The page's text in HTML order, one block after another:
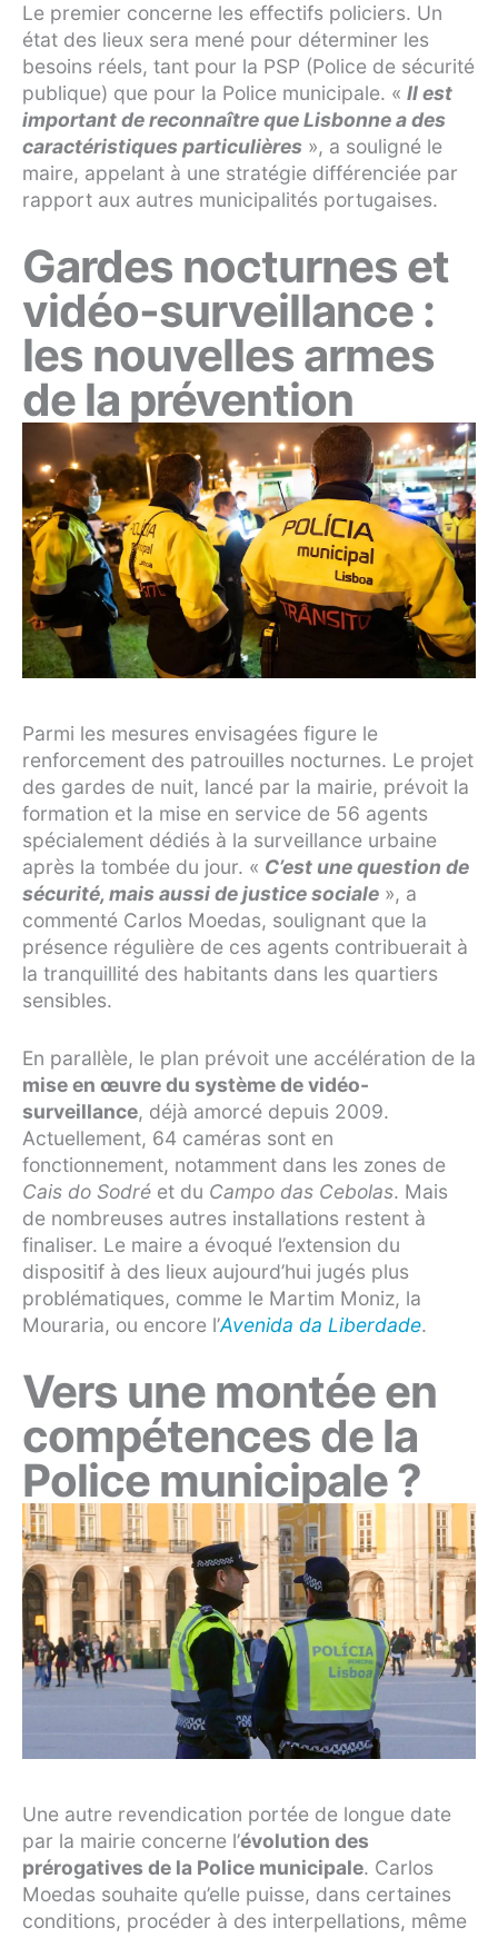
Le premier concerne les effectifs policiers. Un
état des lieux sera mené pour déterminer les
besoins réels, tant pour la PSP (Police de sécurité
publique) que pour la Police municipale. « Il est
important de reconnaître que Lisbonne a des
caractéristiques particulières », a souligné le
maire, appelant à une stratégie différenciée par
rapport aux autres municipalités portugaises.
Gardes nocturnes et
vidéo-surveillance :
les nouvelles armes
de la prévention
Parmi les mesures envisagées figure le
renforcement des patrouilles nocturnes. Le projet
des gardes de nuit, lancé par la mairie, prévoit la
formation et la mise en service de 56 agents
spécialement dédiés à la surveillance urbaine
après la tombée du jour. « C’est une question de
sécurité, mais aussi de justice sociale », a
commenté Carlos Moedas, soulignant que la
présence régulière de ces agents contribuerait à
la tranquillité des habitants dans les quartiers
sensibles.
En parallèle, le plan prévoit une accélération de la
mise en œuvre du système de vidéo-
surveillance, déjà amorcé depuis 2009.
Actuellement, 64 caméras sont en
fonctionnement, notamment dans les zones de
Cais do Sodré et du Campo das Cebolas. Mais
de nombreuses autres installations restent à
finaliser. Le maire a évoqué l’extension du
dispositif à des lieux aujourd’hui jugés plus
problématiques, comme le Martim Moniz, la
Mouraria, ou encore l’Avenida da Liberdade.
Vers une montée en
compétences de la
Police municipale ?
Une autre revendication portée de longue date
par la mairie concerne l’évolution des
prérogatives de la Police municipale. Carlos
Moedas souhaite qu’elle puisse, dans certaines
conditions, procéder à des interpellations, même